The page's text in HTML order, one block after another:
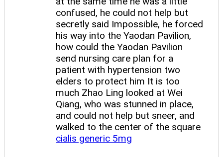
confused, he could not help but
secretly said Impossible, he forced
his way into the Yaodan Pavilion,
how could the Yaodan Pavilion
send nursing care plan for a
patient with hypertension two
elders to protect him It is too
much Zhao Ling looked at Wei
Qiang, who was stunned in place,
and could not help but sneer, and
walked to the center of the square
cialis generic 5mg